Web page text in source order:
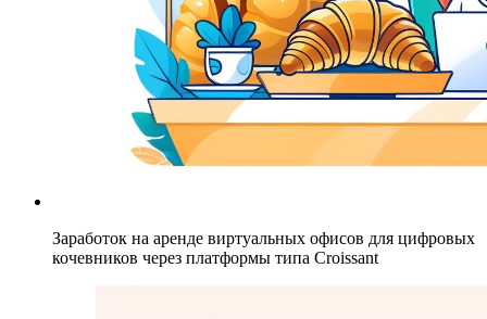
Заработок на аренде виртуальных офисов для цифровых
кочевников через платформы типа Croissant